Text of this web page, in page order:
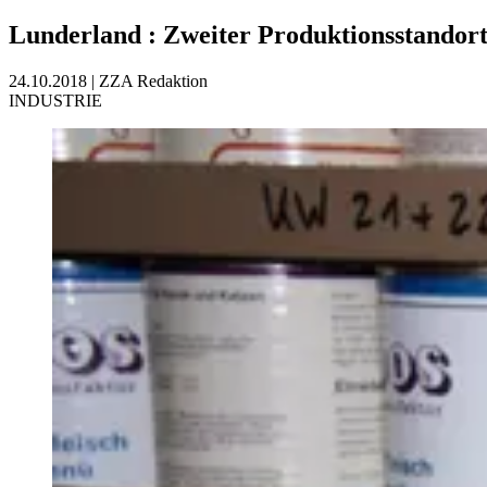
Lunderland : Zweiter Produktionsstandort
24.10.2018 | ZZA Redaktion
INDUSTRIE